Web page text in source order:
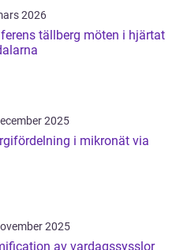
2026
tällberg möten i hjärtat
2025
i mikronät via
2025
av vardagssysslor